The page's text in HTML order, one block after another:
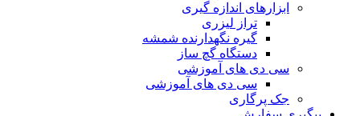
ابزارهای اندازه گیری
تراز لیزری
گیره نگهدارنده شمشه
دستگاه گچ ساز
سی دی های آموزشی
سی دی های آموزشی
جک پرگاری